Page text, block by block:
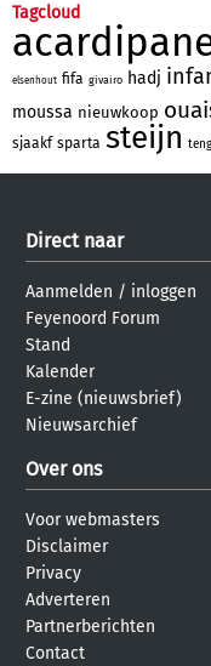
Tagcloud
elsenhout fifa givairo hadj
moussa nieuwkoop
sjaakf sparta steijn
Direct naar
Aanmelden / inloggen
Feyenoord Forum
Stand
Kalender
E-zine (nieuwsbrief)
Nieuwsarchief
Over ons
Voor webmasters
Disclaimer
Privacy
Adverteren
Partnerberichten
Contact